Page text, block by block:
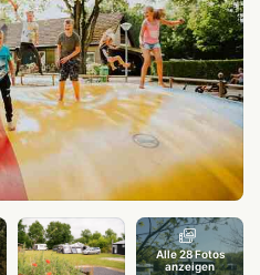
Alle 28 Fotos
anzeigen